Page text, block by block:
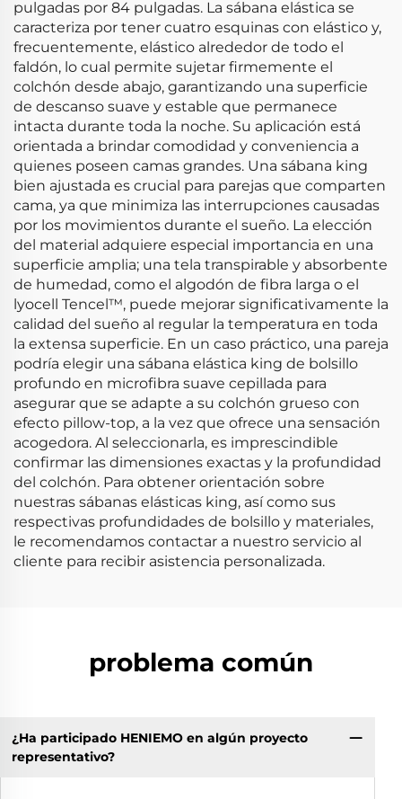
pulgadas por 84 pulgadas. La sábana elástica se
caracteriza por tener cuatro esquinas con elástico y,
frecuentemente, elástico alrededor de todo el
faldón, lo cual permite sujetar firmemente el
colchón desde abajo, garantizando una superficie
de descanso suave y estable que permanece
intacta durante toda la noche. Su aplicación está
orientada a brindar comodidad y conveniencia a
quienes poseen camas grandes. Una sábana king
bien ajustada es crucial para parejas que comparten
cama, ya que minimiza las interrupciones causadas
por los movimientos durante el sueño. La elección
del material adquiere especial importancia en una
superficie amplia; una tela transpirable y absorbente
de humedad, como el algodón de fibra larga o el
lyocell Tencel™, puede mejorar significativamente la
calidad del sueño al regular la temperatura en toda
la extensa superficie. En un caso práctico, una pareja
podría elegir una sábana elástica king de bolsillo
profundo en microfibra suave cepillada para
asegurar que se adapte a su colchón grueso con
efecto pillow-top, a la vez que ofrece una sensación
acogedora. Al seleccionarla, es imprescindible
confirmar las dimensiones exactas y la profundidad
del colchón. Para obtener orientación sobre
nuestras sábanas elásticas king, así como sus
respectivas profundidades de bolsillo y materiales,
le recomendamos contactar a nuestro servicio al
cliente para recibir asistencia personalizada.
problema común
¿Ha participado HENIEMO en algún proyecto
representativo?